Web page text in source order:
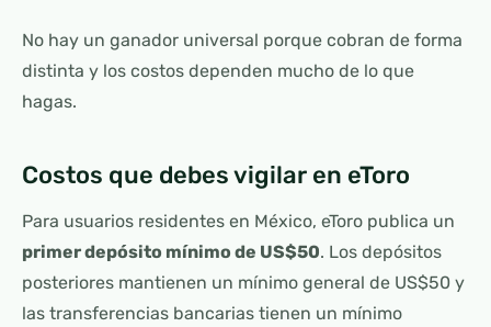
No hay un ganador universal porque cobran de forma
distinta y los costos dependen mucho de lo que
hagas.
Costos que debes vigilar en eToro
Para usuarios residentes en México, eToro publica un
primer depósito mínimo de US$50. Los depósitos
posteriores mantienen un mínimo general de US$50 y
las transferencias bancarias tienen un mínimo